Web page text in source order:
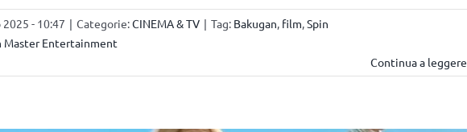
- 10:47 | Categorie:CINEMA & TV | Tag: Bakugan, film,Spin
Master Entertainment
Continua a leggere